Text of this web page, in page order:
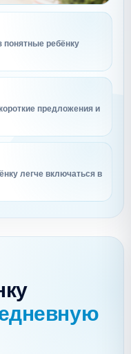
ребёнку
предложения и
легче включаться в